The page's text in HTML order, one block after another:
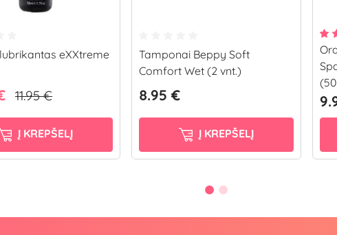
eXXtreme
11.95 €
Į KREPŠELĮ
Tamponai Beppy Soft
Comfort Wet (2 vnt.)
8.95 €
Į KREPŠELĮ